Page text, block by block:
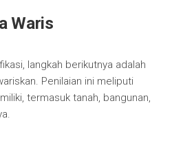
Waris
langkah berikutnya adalah
Penilaian ini meliputi
termasuk tanah, bangunan,